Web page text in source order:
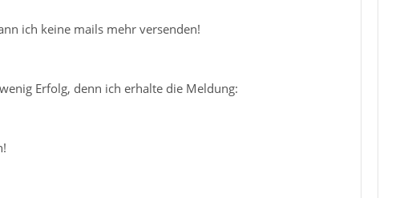
ich keine mails mehr versenden!
Erfolg, denn ich erhalte die Meldung: